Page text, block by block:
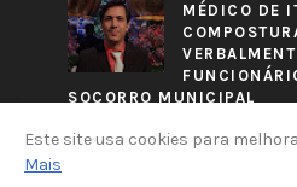
MÉDICO DE
SOCORRO MUNICIPAL
Este site usa cookies para
Mais